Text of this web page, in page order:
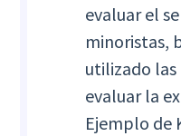
evaluar el
minoristas,
utilizado las
evaluar la
Ejemplo de